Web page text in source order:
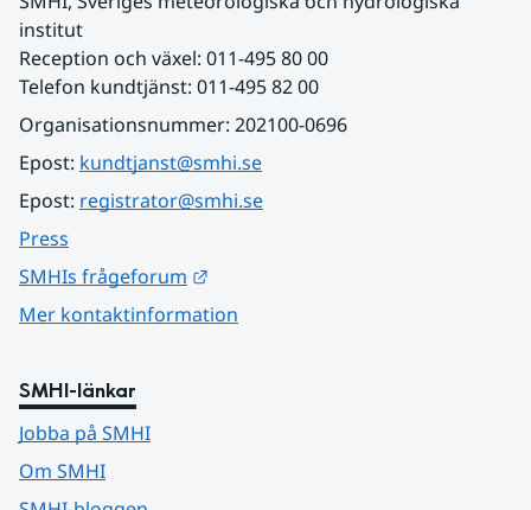
institut
Reception och växel: 011-495 80 00
Telefon kundtjänst: 011-495 82 00
Organisationsnummer: 202100-0696
Epost: kundtjanst@smhi.se
Epost: registrator@smhi.se
Press
SMHIs frågeforum
Mer kontaktinformation
SMHI-länkar
Jobba på SMHI
Om SMHI